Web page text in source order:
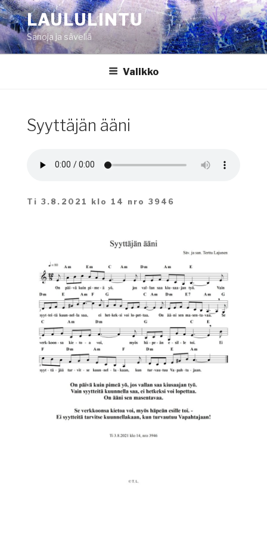
Siirry
sisältöönLAULULINTU
Sanoja ja säveliä
Valikko
Syyttäjän ääni
Ti 3.8.2021 klo 14 nro 3946